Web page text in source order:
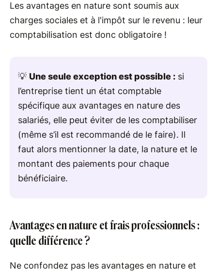
Les avantages en nature sont soumis aux
charges sociales et à l'impôt sur le revenu : leur
comptabilisation est donc obligatoire !
💡 Une seule exception est possible : si
l’entreprise tient un état comptable
spécifique aux avantages en nature des
salariés, elle peut éviter de les comptabiliser
(même s’il est recommandé de le faire). Il
faut alors mentionner la date, la nature et le
montant des paiements pour chaque
bénéficiaire.
Avantages en nature et frais professionnels :
quelle différence ?
Ne confondez pas les avantages en nature et